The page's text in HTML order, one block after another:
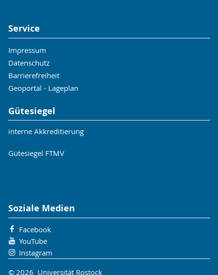
Service
Impressum
Datenschutz
Barrierefreiheit
Geoportal - Lageplan
Gütesiegel
interne Akkreditierung
Gütesiegel FTMV
Soziale Medien
Facebook
YouTube
Instagram
© 2026 Universität Rostock